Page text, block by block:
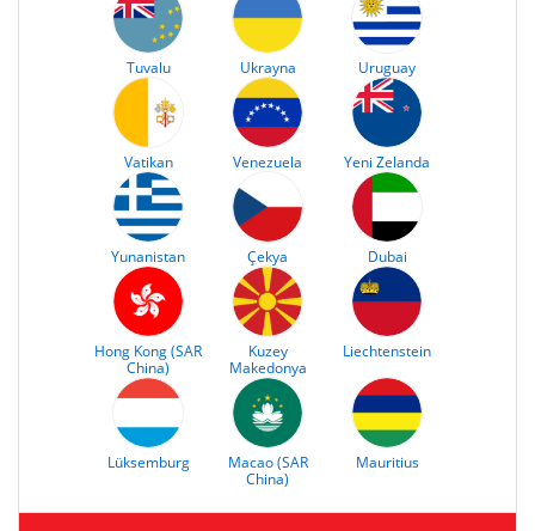
Tuvalu Ukrayna Uruguay
Vatikan Venezuela Yeni Zelanda
Yunanistan Çekya Dubai
Hong Kong (SAR
China)
Kuzey
Makedonya
Liechtenstein
Lüksemburg
Macao (SAR
China)
Mauritius